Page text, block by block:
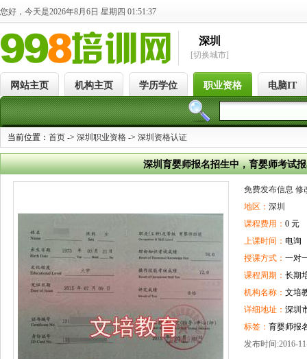
您好，今天是2026年8月6日 星期四 01:51:38
深圳
[切换城市]
网站主页 机构主页 学历学位 职业资格 电脑IT
当前位置： 首页 -> 深圳职业资格 -> 深圳资格认证
深圳育婴师报名招生中，育婴师考试
免费发布信息 修
地区： 深圳
课程费用： 0 元
上课时间： 电询
授课方式： 一对
课程周期： 长期
机构名称： 文培
详细地址： 深圳
标签： 育婴师报
发布时间:2016-